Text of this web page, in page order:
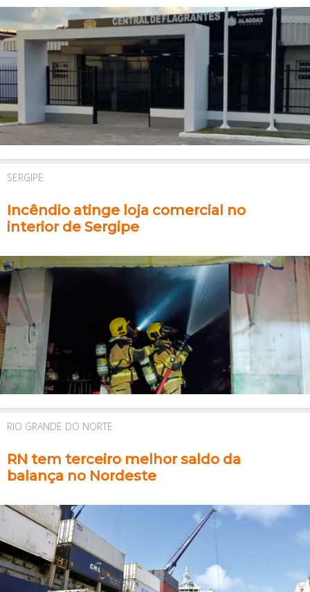
SERGIPE
Incêndio atinge loja comercial no
interior de Sergipe
RIO GRANDE DO NORTE
RN tem terceiro melhor saldo da
balança no Nordeste